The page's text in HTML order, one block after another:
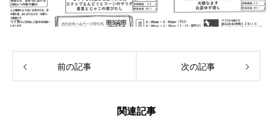
前の記事 次の記事
関連記事